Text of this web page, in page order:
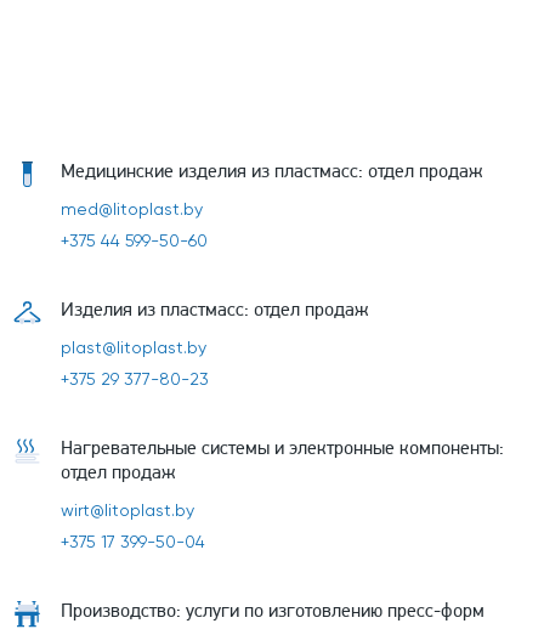
Медицинские изделия из пластмасс: отдел продаж
med@litoplast.by
+375 44 599-50-60
Изделия из пластмасс: отдел продаж
plast@litoplast.by
+375 29 377-80-23
Нагревательные системы и электронные компоненты:
отдел продаж
wirt@litoplast.by
+375 17 399-50-04
Производство: услуги по изготовлению пресс-форм